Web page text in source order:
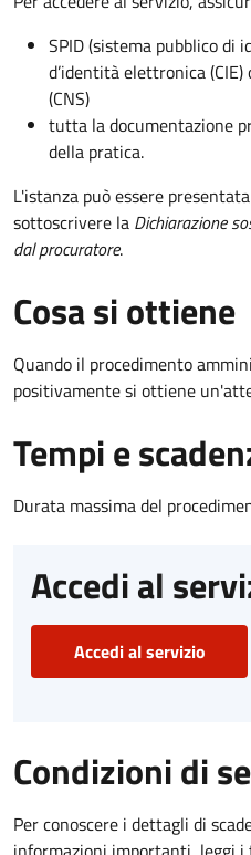
SPID (sistema pubblico di
d’identità elettronica
(CNS)
tutta la documentazione
della pratica.
L'istanza può essere
sottoscrivere la Dichiarazione
dal procuratore.
Cosa si ottiene
Quando il procedimento
positivamente si ottiene
Tempi e
Durata massima del
Accedi al
Accedi al servizio
Condizioni di
Per conoscere i dettagli di